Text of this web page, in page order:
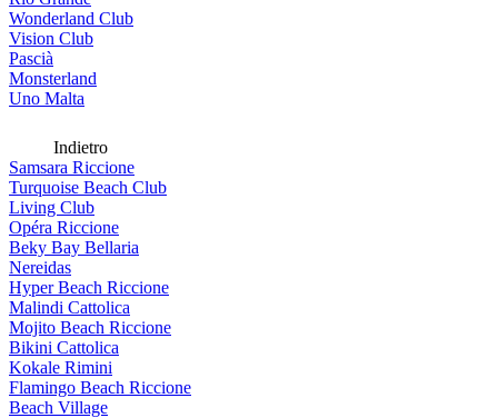
Wonderland Club
Vision Club
Pascià
Monsterland
Uno Malta
Indietro
Samsara Riccione
Turquoise Beach Club
Living Club
Opéra Riccione
Beky Bay Bellaria
Nereidas
Hyper Beach Riccione
Malindi Cattolica
Mojito Beach Riccione
Bikini Cattolica
Kokale Rimini
Flamingo Beach Riccione
Beach Village